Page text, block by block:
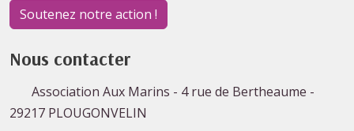
Soutenez notre action !
Nous contacter
Association Aux Marins - 4 rue de Bertheaume -
29217 PLOUGONVELIN